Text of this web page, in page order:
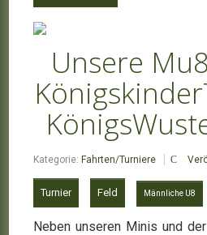
Unsere
Kategorie:Fahrten/Turniere
Turnier Feld Männliche U8
Neben unseren Minis und